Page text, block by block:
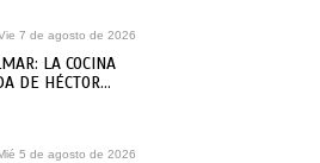
7 de agosto de 2026
LA COCINA
DE HÉCTOR
5 de agosto de 2026